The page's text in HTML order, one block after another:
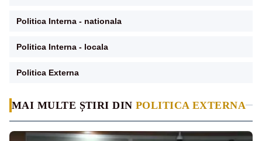
MAI MULTE ȘTIRI DIN POLITICA EXTERNA
Politica Interna - nationala
Politica Interna - locala
Politica Externa